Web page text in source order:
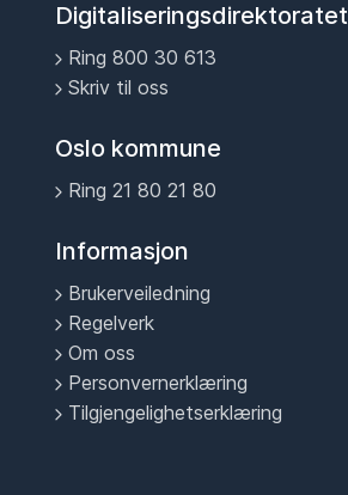
Digitaliseringsdirektoratet
Ring 800 30 613
Skriv til oss
Oslo kommune
Ring 21 80 21 80
Informasjon
Brukerveiledning
Regelverk
Om oss
Personvernerklæring
Tilgjengelighetserklæring